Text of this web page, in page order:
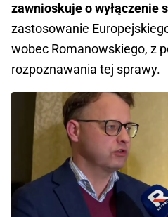
zawnioskuje o wyłączenie
zastosowanie
wobec Romanowskiego, z
rozpoznawania tej sprawy.